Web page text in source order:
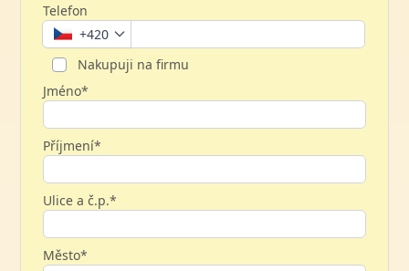
Telefon
+420
Nakupuji na firmu
Jméno*
Příjmení*
Ulice a č.p.*
Město*